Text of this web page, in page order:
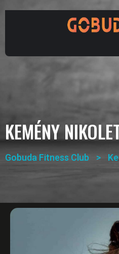
KEMÉNY
Gobuda Fitness Club >